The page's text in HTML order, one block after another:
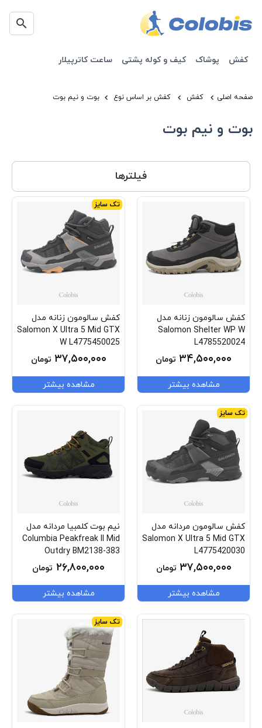
کفش پوشاک کیف و کوله پشتی ساعت کاترپیلار
صفحه اصلی کفش کفش بر اساس نوع بوت و نیم بوت
بوت و نیم بوت
فیلترها
کفش سالومون زنانه مدل
Salomon Shelter WP W
L4785520024
۳۴,۵۰۰,۰۰۰ تومان
مشاهده بیشتر
تک سایز
کفش سالومون زنانه مدل
Salomon X Ultra 5 Mid GTX
W L4775450025
۳۷,۵۰۰,۰۰۰ تومان
مشاهده بیشتر
تک سایز
کفش سالومون مردانه مدل
Salomon X Ultra 5 Mid GTX
L4775420030
۳۷,۵۰۰,۰۰۰ تومان
مشاهده بیشتر
نیم بوت کلمبیا مردانه مدل
Columbia Peakfreak II Mid
Outdry BM2138-383
۲۶,۸۰۰,۰۰۰ تومان
مشاهده بیشتر
تک سایز